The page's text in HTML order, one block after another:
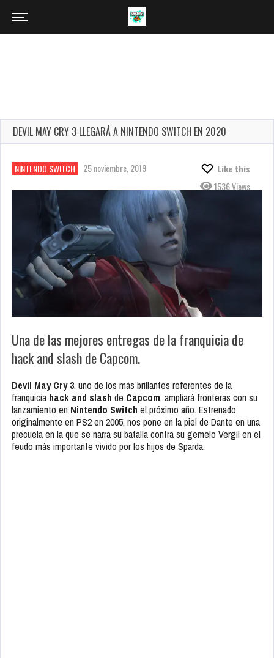
DEVIL MAY CRY 3 LLEGARÁ A NINTENDO SWITCH EN 2020
NINTENDO SWITCH 25 noviembre, 2019
Like this
1536 Views
Una de las mejores entregas de la franquicia de
hack and slash de Capcom.
Devil May Cry 3, uno de los más brillantes referentes de la
franquicia hack and slash de Capcom, ampliará fronteras con su
lanzamiento en Nintendo Switch el próximo año. Estrenado
originalmente en PS2 en 2005, nos pone en la piel de Dante en una
precuela en la que se narra su batalla contra su gemelo Vergil en el
feudo más importante vivido por los hijos de Sparda.